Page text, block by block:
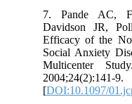
7. Pande AC,
Davidson JR,
Efficacy of the
Social Anxiety
Multicenter
2004;24(2):141-9.
[DOI:10.1097/